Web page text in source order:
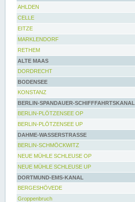
AHLDEN
CELLE
EITZE
MARKLENDORF
RETHEM
ALTE MAAS
DORDRECHT
BODENSEE
KONSTANZ
BERLIN-SPANDAUER-SCHIFFFAHRTSKANAL
BERLIN-PLÖTZENSEE OP
BERLIN-PLÖTZENSEE UP
DAHME-WASSERSTRASSE
BERLIN-SCHMÖCKWITZ
NEUE MÜHLE SCHLEUSE OP
NEUE MÜHLE SCHLEUSE UP
DORTMUND-EMS-KANAL
BERGESHÖVEDE
Groppenbruch